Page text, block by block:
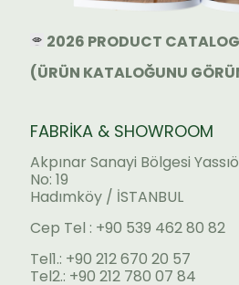
2026 PRODUCT CATALOG
(ÜRÜN KATALOĞUNU
FABRİKA & SHOWROOM
Akpınar Sanayi Bölgesi
No: 19
Hadımköy / İSTANBUL
Cep Tel : +90 539 462 80 82
Tel1.: +90 212 670 20 57
Tel2.: +90 212 780 07 84